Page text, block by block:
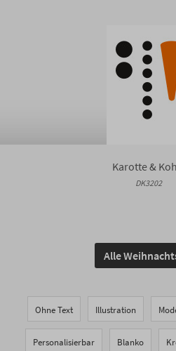
Karotte &
DK3202
Alle
Ohne Text Illustration
Personalisierbar Blanko